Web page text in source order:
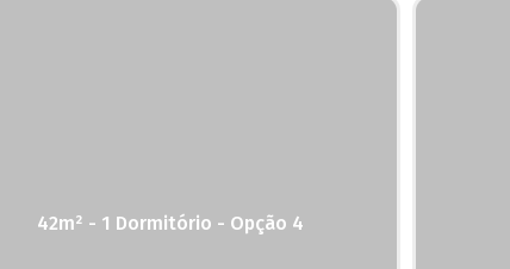
42m² - 1 Dormitório - Opção 4